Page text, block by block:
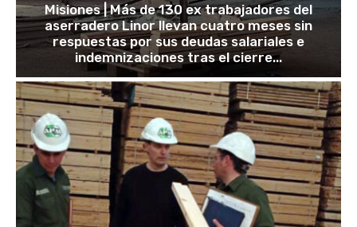
Misiones | Más de 130 ex trabajadores del
aserradero Linor llevan cuatro meses sin
respuestas por sus deudas salariales e
indemnizaciones tras el cierre...